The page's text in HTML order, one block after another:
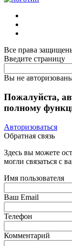
Все права
Введите страницу
Вы не
Пожалуйста,
полному
Авторизоваться
Обратная связь
Здесь вы можете
могли связаться с
Имя пользователя
Ваш Email
Телефон
Комментарий